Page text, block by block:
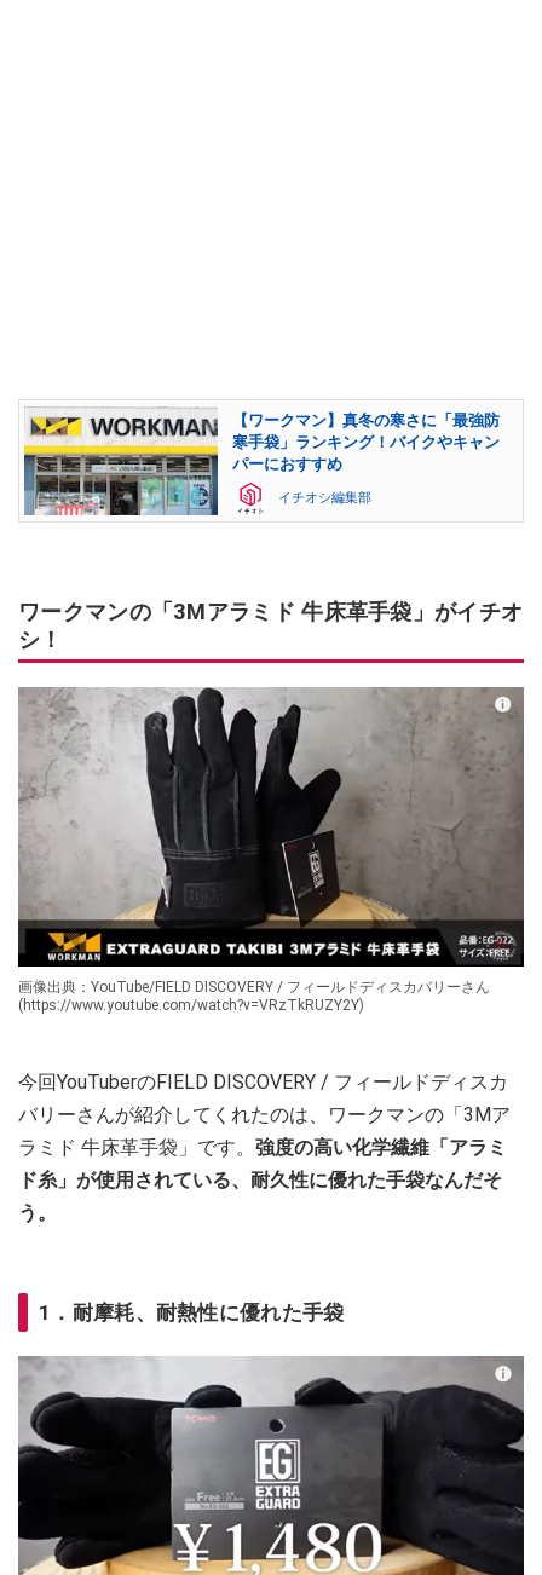
【ワークマン】真冬の寒さに「最強防
寒手袋」ランキング！バイクやキャン
パーにおすすめ
イチオシ編集部
ワークマンの「3Mアラミド 牛床革手袋」がイチオ
シ！
画像出典：YouTube/FIELD DISCOVERY / フィールドディスカバリーさん
(https://www.youtube.com/watch?v=VRzTkRUZY2Y)
今回YouTuberのFIELD DISCOVERY / フィールドディスカ
バリーさんが紹介してくれたのは、ワークマンの「3Mア
ラミド 牛床革手袋」です。 強度の高い化学繊維「アラミ
ド糸」が使用されている、耐久性に優れた手袋なんだそ
う。
1．耐摩耗、耐熱性に優れた手袋